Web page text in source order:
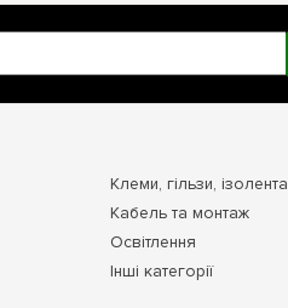
Клеми, гільзи, ізолента
Кабель та монтаж
Освітлення
Інші категорії